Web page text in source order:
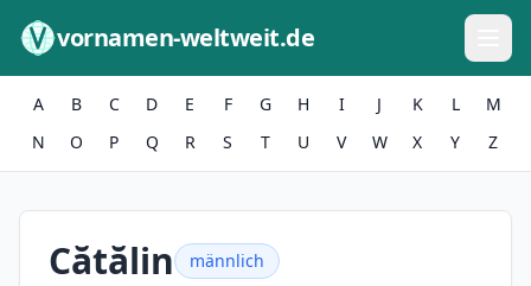
vornamen-weltweit.de
A B C D E F G H I J K L
M
N
O P Q R S T U V W X Y Z
Cătălin männlich